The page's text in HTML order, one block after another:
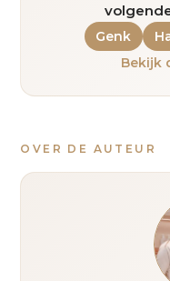
Genk
Bekijk
OVER DE AUTEUR